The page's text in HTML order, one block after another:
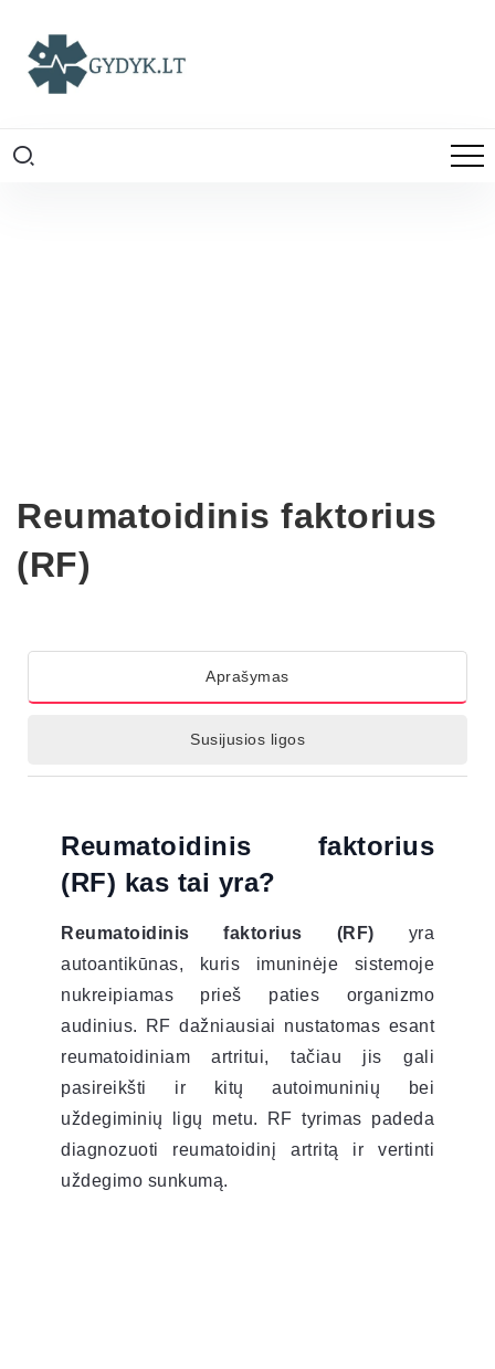
Reumatoidinis faktorius
(RF)
Aprašymas
Susijusios ligos
Reumatoidinis faktorius
(RF) kas tai yra?
Reumatoidinis faktorius (RF) yra
autoantikūnas, kuris imuninėje sistemoje
nukreipiamas prieš paties organizmo
audinius. RF dažniausiai nustatomas esant
reumatoidiniam artritui, tačiau jis gali
pasireikšti ir kitų autoimuninių bei
uždegiminių ligų metu. RF tyrimas padeda
diagnozuoti reumatoidinį artritą ir vertinti
uždegimo sunkumą.